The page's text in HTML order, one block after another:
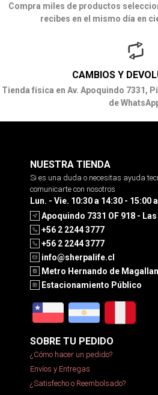
Compra miles de productos
recibes en el mismo día en
CAMBIOS Y
Tienda física en Av. Apoquindo 7331,
de
NUESTRA TIENDA
Si es una duda o necesitas ayuda
comunicarte con nosotros
Lun. - Vie. 10:30 a 14:30 - 15:00
Apoquindo 7331 OF 918 -
+56 2 2244 3777
+56 2 2244 3777
info@sherpalife.cl
Metro Hernando de
Estacionamiento Público
SOBRE TU PEDIDO
¿Cómo hacer un pedido?
Envíos y Entregas
¿Satisfecho o Reembolsado?